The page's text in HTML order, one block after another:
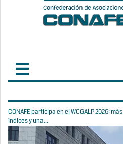
CONAFE participa en el WCGALP 2026:
índices y una...